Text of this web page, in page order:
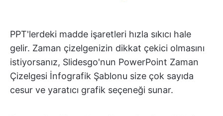
PPT'lerdeki madde işaretleri hızla sıkıcı hale
gelir. Zaman çizelgenizin dikkat çekici olmasını
istiyorsanız, Slidesgo'nun PowerPoint Zaman
Çizelgesi İnfografik Şablonu size çok sayıda
cesur ve yaratıcı grafik seçeneği sunar.